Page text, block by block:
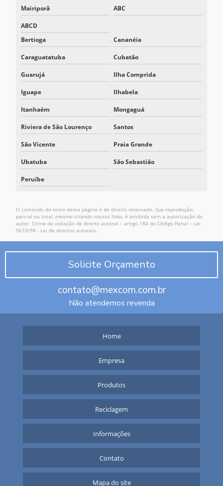
Mairiporã ABC
ABCD
Bertioga
Cananéia
Caraguatatuba Cubatão
Guarujá Ilha Comprida
Iguape Ilhabela
Itanhaém Mongaguá
Riviera de São Lourenço Santos
São Vicente Praia Grande
Ubatuba São Sebastião
Peruíbe
O conteúdo do texto desta página é de direito reservado. Sua reprodução,
parcial ou total, mesmo citando nossos links, é proibida sem a autorização do
autor. Crime de violação de direito autoral – artigo 184 do Código Penal – Lei
9610/98 - Lei de direitos autorais
Solicite Orçamento
contato@mexcom.com.br
Não atendemos revenda
Home
Empresa
Produtos
Reciclagem
Informações
Contato
Mapa do site